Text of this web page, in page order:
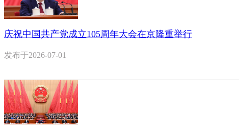
庆祝中国共产党成立105周年大会在京隆重举行
发布于2026-07-01